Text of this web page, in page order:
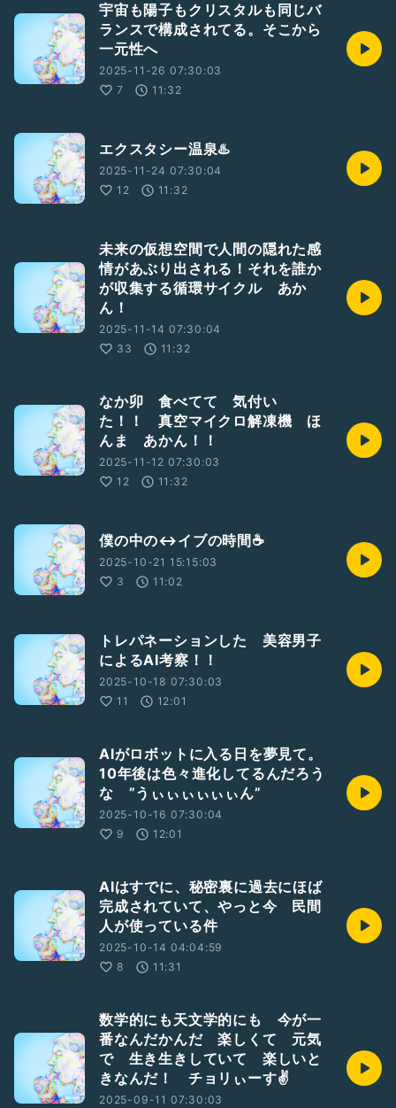
宇宙も陽子もクリスタルも同じバ
ランスで構成されてる。そこから
一元性へ
2025-11-26 07:30:03
7
11:32
エクスタシー温泉♨️
2025-11-24 07:30:04
12
11:32
未来の仮想空間で人間の隠れた感
情があぶり出される！それを誰か
が収集する循環サイクル あか
ん！
2025-11-14 07:30:04
33
11:32
なか卯 食べてて 気付い
た！！ 真空マイクロ解凍機 ほ
んま あかん！！
2025-11-12 07:30:03
12
11:32
僕の中の↔️イブの時間☕️
2025-10-21 15:15:03
3
11:02
トレパネーションした 美容男子
によるAI考察！！
2025-10-18 07:30:03
11
12:01
AIがロボットに入る日を夢見て。
10年後は色々進化してるんだろう
な ”うぃぃぃぃぃぃん”
2025-10-16 07:30:04
9
12:01
AIはすでに、秘密裏に過去にほば
完成されていて、やっと今 民間
人が使っている件
2025-10-14 04:04:59
8
11:31
数学的にも天文学的にも 今が一
番なんだかんだ 楽しくて 元気
で 生き生きしていて 楽しいと
きなんだ！ チョリぃーす✌
2025-09-11 07:30:03